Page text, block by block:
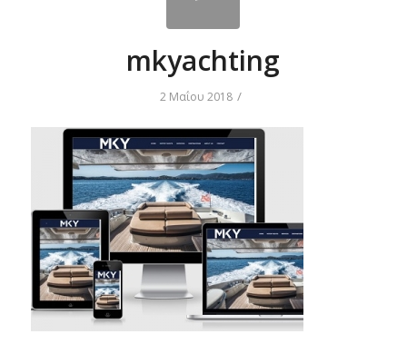
mkyachting
2 Μαΐου 2018 /